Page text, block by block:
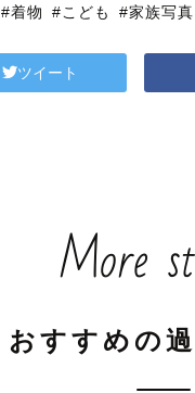
#着物 #こども #家族写真
ツイート
More
おすすめの